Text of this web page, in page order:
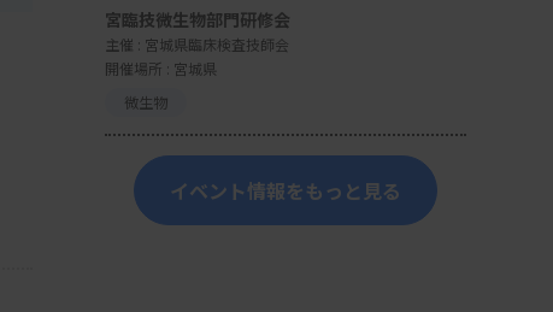
宮臨技微生物部門研修会
主催 : 宮城県臨床検査技師会
開催場所 : 宮城県
微生物
イベント情報をもっと見る